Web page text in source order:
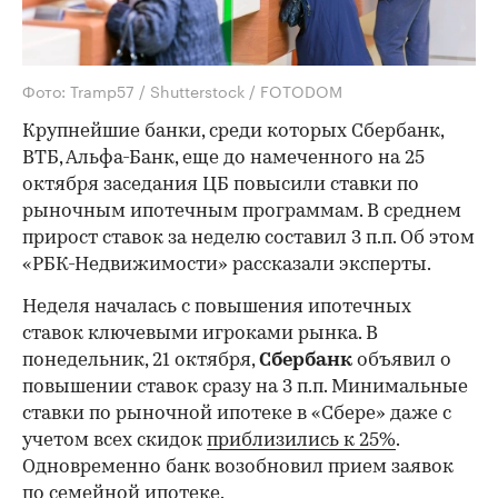
Фото: Tramp57 / Shutterstock / FOTODOM
Крупнейшие банки, среди которых Сбербанк,
ВТБ, Альфа-Банк, еще до намеченного на 25
октября заседания ЦБ повысили ставки по
рыночным ипотечным программам. В среднем
прирост ставок за неделю составил 3 п.п. Об этом
«РБК-Недвижимости» рассказали эксперты.
Неделя началась с повышения ипотечных
ставок ключевыми игроками рынка. В
понедельник, 21 октября,Сбербанк объявил о
повышении ставок сразу на 3 п.п. Минимальные
ставки по рыночной ипотеке в «Сбере» даже с
учетом всех скидок приблизились к 25%.
Одновременно банк возобновил прием заявок
по семейной ипотеке.